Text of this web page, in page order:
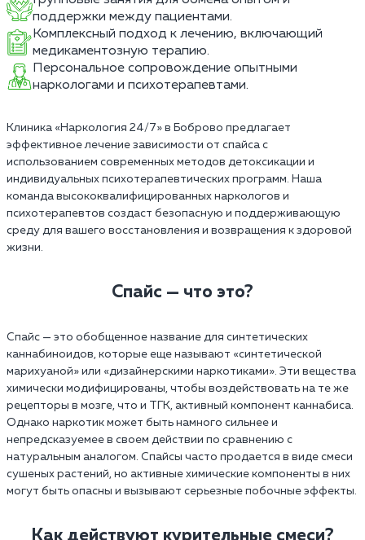
поддержки между пациентами.
Комплексный подход к лечению, включающий
медикаментозную терапию.
Персональное сопровождение опытными
наркологами и психотерапевтами.
Клиника «Наркология 24/7» в Боброво предлагает
эффективное лечение зависимости от спайса с
использованием современных методов детоксикации и
индивидуальных психотерапевтических программ. Наша
команда высококвалифицированных наркологов и
психотерапевтов создаст безопасную и поддерживающую
среду для вашего восстановления и возвращения к здоровой
жизни.
Спайс — что это?
Спайс — это обобщенное название для синтетических
каннабиноидов, которые еще называют «синтетической
марихуаной» или «дизайнерскими наркотиками». Эти вещества
химически модифицированы, чтобы воздействовать на те же
рецепторы в мозге, что и ТГК, активный компонент каннабиса.
Однако наркотик может быть намного сильнее и
непредсказуемее в своем действии по сравнению с
натуральным аналогом. Спайсы часто продается в виде смеси
сушеных растений, но активные химические компоненты в них
могут быть опасны и вызывают серьезные побочные эффекты.
Как действуют курительные смеси?